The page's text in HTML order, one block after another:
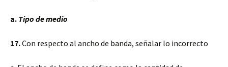
a. Tipo de medio
17.Con respecto al ancho de banda, señalar lo incorrecto